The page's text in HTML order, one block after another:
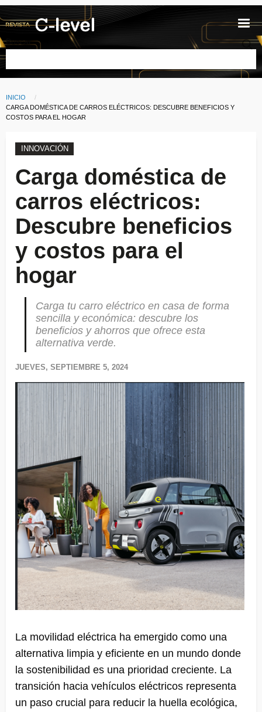
Pasar al contenido principal
Buscar
Ruta de navegación
INICIO
CURRENT:
CARGA DOMÉSTICA DE CARROS ELÉCTRICOS: DESCUBRE BENEFICIOS Y
COSTOS PARA EL HOGAR
INNOVACIÓN
Carga doméstica de
carros eléctricos:
Descubre beneficios
y costos para el
hogar
Carga tu carro eléctrico en casa de forma
sencilla y económica: descubre los
beneficios y ahorros que ofrece esta
alternativa verde.
JUEVES, SEPTIEMBRE 5, 2024
La movilidad eléctrica ha emergido como una
alternativa limpia y eficiente en un mundo donde
la sostenibilidad es una prioridad creciente. La
transición hacia vehículos eléctricos representa
un paso crucial para reducir la huella ecológica,